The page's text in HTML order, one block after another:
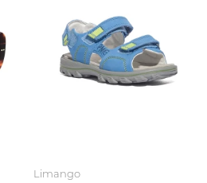
Limango